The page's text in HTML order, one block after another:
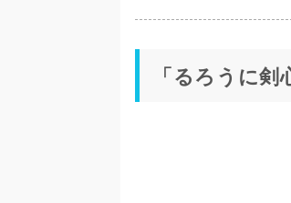
「るろうに